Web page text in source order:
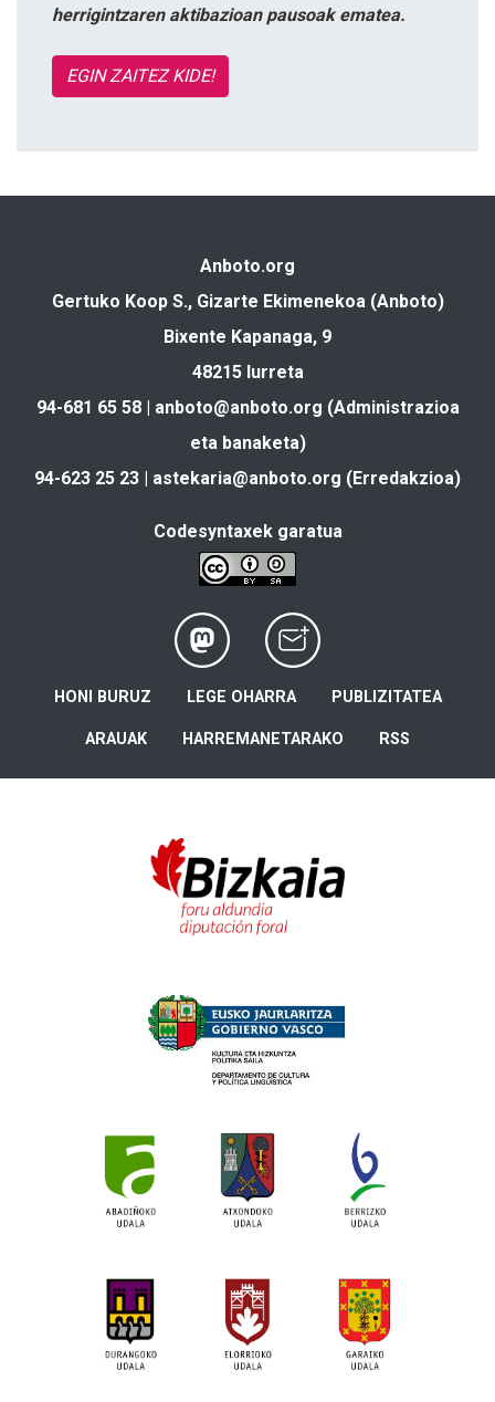
herrigintzaren aktibazioan pausoak ematea.
EGIN ZAITEZ KIDE!
Anboto.org
Gertuko Koop S., Gizarte Ekimenekoa (Anboto)
Bixente Kapanaga, 9
48215 Iurreta
94-681 65 58 | anboto@anboto.org (Administrazioa
eta banaketa)
94-623 25 23 | astekaria@anboto.org (Erredakzioa)
Codesyntaxek garatua
HONI BURUZ LEGE OHARRA PUBLIZITATEA
ARAUAK HARREMANETARAKO RSS